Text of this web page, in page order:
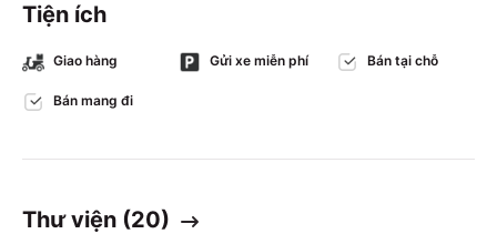
Tiện ích
Giao hàng Gửi xe miễn phí Bán tại chỗ
Bán mang đi
Thư viện (20)